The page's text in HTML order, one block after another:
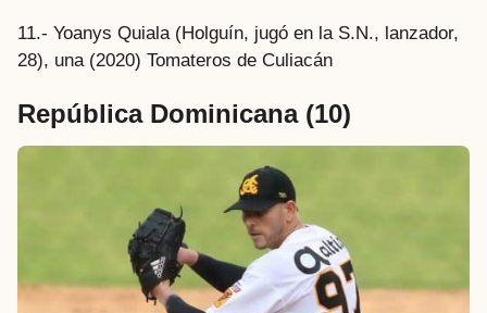
11.- Yoanys Quiala (Holguín, jugó en la S.N., lanzador,
28), una (2020) Tomateros de Culiacán
República Dominicana(10)